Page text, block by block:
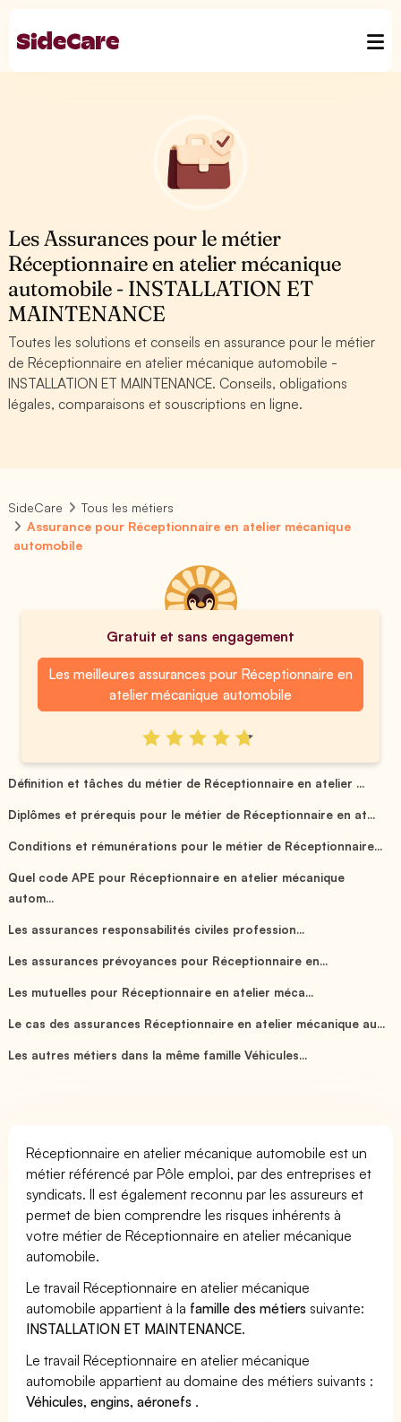
Les Assurances pour le métier
Réceptionnaire en atelier mécanique
automobile - INSTALLATION ET
MAINTENANCE
Toutes les solutions et conseils en assurance pour le métier
de Réceptionnaire en atelier mécanique automobile -
INSTALLATION ET MAINTENANCE. Conseils, obligations
légales, comparaisons et souscriptions en ligne.
SideCare
Tous les métiers
Assurance pour Réceptionnaire en atelier mécanique
automobile
Gratuit et sans engagement
Les meilleures assurances pour Réceptionnaire en
atelier mécanique automobile
Définition et tâches du métier de Réceptionnaire en atelier ...
Diplômes et prérequis pour le métier de Réceptionnaire en at...
Conditions et rémunérations pour le métier de Réceptionnaire...
Quel code APE pour Réceptionnaire en atelier mécanique
autom...
Les assurances responsabilités civiles profession...
Les assurances prévoyances pour Réceptionnaire en...
Les mutuelles pour Réceptionnaire en atelier méca...
Le cas des assurances Réceptionnaire en atelier mécanique au...
Les autres métiers dans la même famille Véhicules...
Réceptionnaire en atelier mécanique automobile est un
métier référencé par Pôle emploi, par des entreprises et
syndicats. Il est également reconnu par les assureurs et
permet de bien comprendre les risques inhérents à
votre métier de Réceptionnaire en atelier mécanique
automobile.
Le travail Réceptionnaire en atelier mécanique
automobile appartient à la famille des métiers suivante:
INSTALLATION ET MAINTENANCE.
Le travail Réceptionnaire en atelier mécanique
automobile appartient au domaine des métiers suivants :
Véhicules, engins, aéronefs .